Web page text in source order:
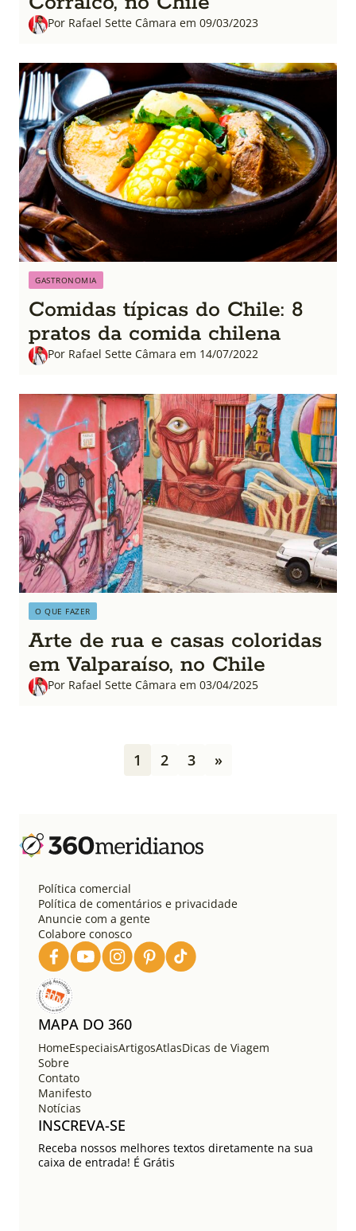
Por Rafael Sette Câmara em 09/03/2023
GASTRONOMIA
Comidas típicas do Chile: 8
pratos da comida chilena
Por Rafael Sette Câmara em 14/07/2022
O QUE FAZER
Arte de rua e casas coloridas
em Valparaíso, no Chile
Por Rafael Sette Câmara em 03/04/2025
a
ç
1 2 3 »
Política comercial
Política de comentários e privacidade
Anuncie com a gente
Colabore conosco
MAPA DO 360
HomeEspeciaisArtigosAtlasDicas de Viagem
Sobre
Contato
Manifesto
Notícias
INSCREVA-SE
Receba nossos melhores textos diretamente na sua
caixa de entrada! É Grátis